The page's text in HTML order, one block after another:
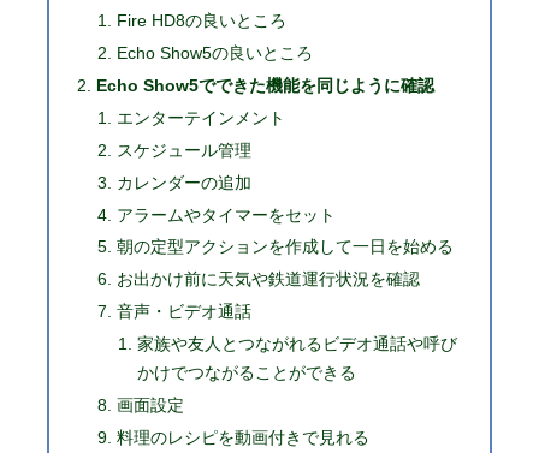
Fire HD8の良いところ
Echo Show5の良いところ
Echo Show5でできた機能を同じように確認
エンターテインメント
スケジュール管理
カレンダーの追加
アラームやタイマーをセット
朝の定型アクションを作成して一日を始める
お出かけ前に天気や鉄道運行状況を確認
音声・ビデオ通話
家族や友人とつながれるビデオ通話や呼び
かけでつながることができる
画面設定
料理のレシピを動画付きで見れる